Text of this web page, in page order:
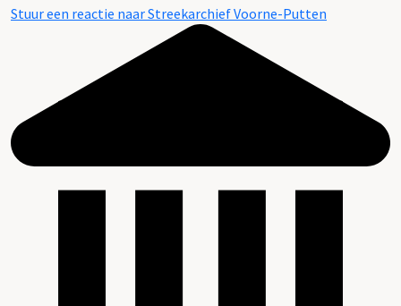
Stuur een reactie naar Streekarchief Voorne-Putten